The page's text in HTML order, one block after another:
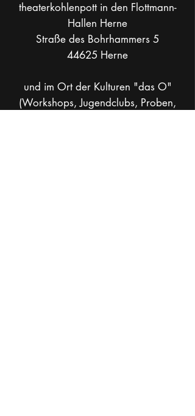
theaterkohlenpott in den Flottmann-
Hallen Herne
Straße des Bohrhammers 5
44625 Herne
und im Ort der Kulturen "das O"
(Workshops, Jugendclubs, Proben,